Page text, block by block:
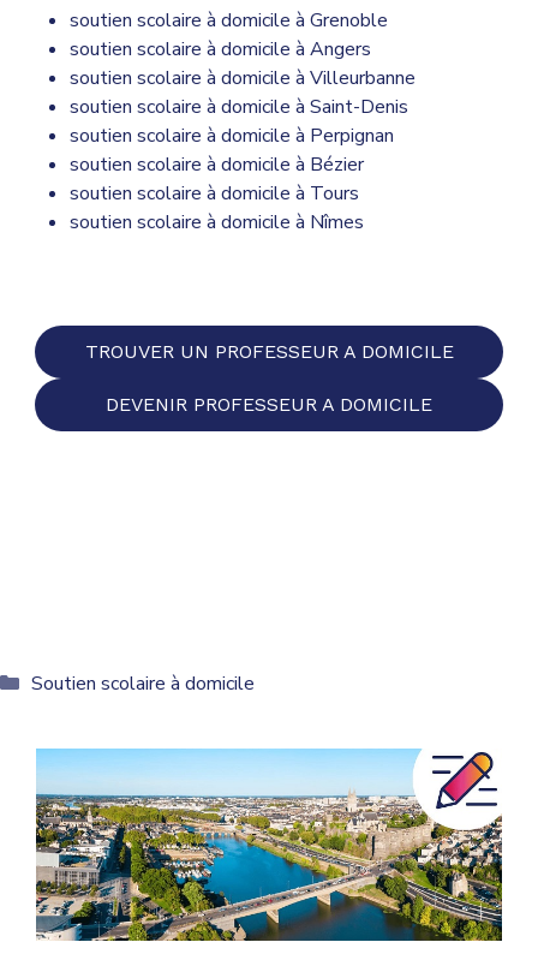
soutien scolaire à domicile à Grenoble
soutien scolaire à domicile à Angers
soutien scolaire à domicile à Villeurbanne
soutien scolaire à domicile à Saint-Denis
soutien scolaire à domicile à Perpignan
soutien scolaire à domicile à Bézier
soutien scolaire à domicile à Tours
soutien scolaire à domicile à Nîmes
TROUVER UN PROFESSEUR A DOMICILE
DEVENIR PROFESSEUR A DOMICILE
Catégories
Soutien scolaire à domicile